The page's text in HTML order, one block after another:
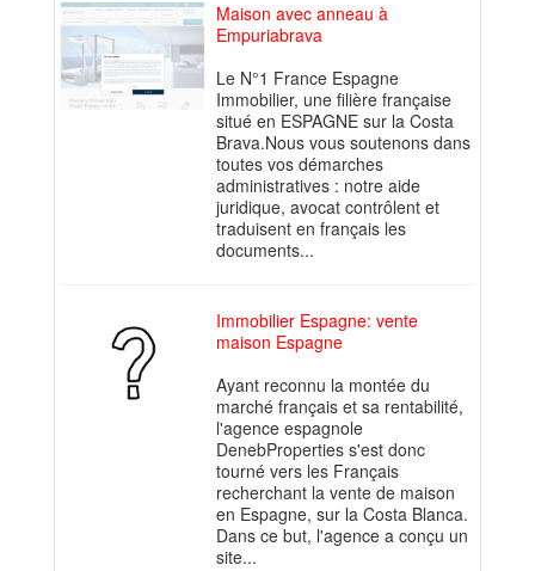
Maison avec anneau à
Empuriabrava
Le N°1 France Espagne
Immobilier, une filière française
situé en ESPAGNE sur la Costa
Brava.Nous vous soutenons dans
toutes vos démarches
administratives : notre aide
juridique, avocat contrôlent et
traduisent en français les
documents...
Immobilier Espagne: vente
maison Espagne
Ayant reconnu la montée du
marché français et sa rentabilité,
l'agence espagnole
DenebProperties s'est donc
tourné vers les Français
recherchant la vente de maison
en Espagne, sur la Costa Blanca.
Dans ce but, l'agence a conçu un
site...